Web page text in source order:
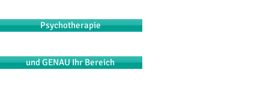
Psychotherapie
und GENAU Ihr Bereich